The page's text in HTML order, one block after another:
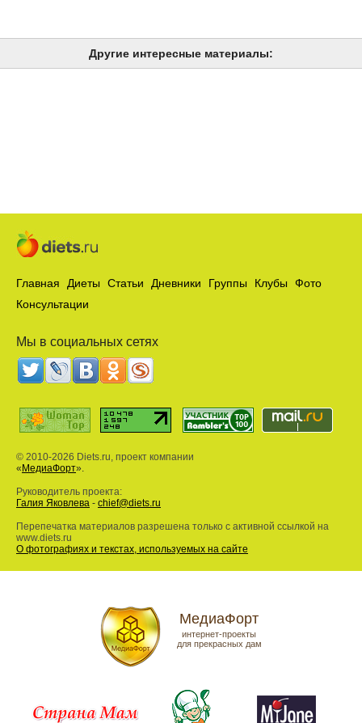
Другие интересные материалы:
Главная Диеты Статьи Дневники Группы Клубы
Фото
Консультации
Мы в социальных сетях
© 2010-2026 Diets.ru, проект компании
« МедиаФорт».
Руководитель проекта:
Галия Яковлева - chief@diets.ru
Перепечатка материалов разрешена только с активной ссылкой на
www.diets.ru
О фотографиях и текстах, используемых на сайте
МедиаФорт
интернет-проекты
для прекрасных дам